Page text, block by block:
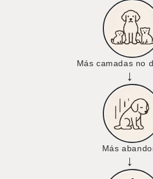
Más camadas no
→
Más
→